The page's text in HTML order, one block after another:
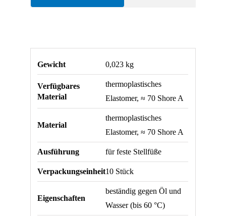
Platte
Stellfüße
Menge
Gewicht 0,023 kg
Verfügbares
Material
thermoplastisches
Elastomer, ≈ 70 Shore A
Material
thermoplastisches
Elastomer, ≈ 70 Shore A
Ausführung für feste Stellfüße
Verpackungseinheit10 Stück
Eigenschaften
beständig gegen Öl und
Wasser (bis 60 °C)